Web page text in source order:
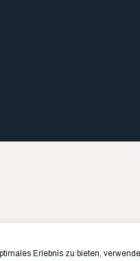
Erlebnis zu bieten,
München ✉️